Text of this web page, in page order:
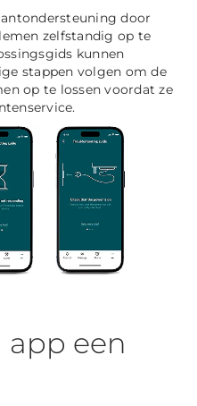
door
zelfstandig op te
kunnen
stappen volgen om de
op te lossen voordat ze
app een